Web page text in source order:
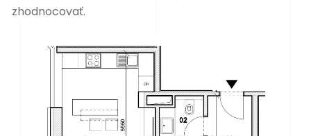
zhodnocovať.